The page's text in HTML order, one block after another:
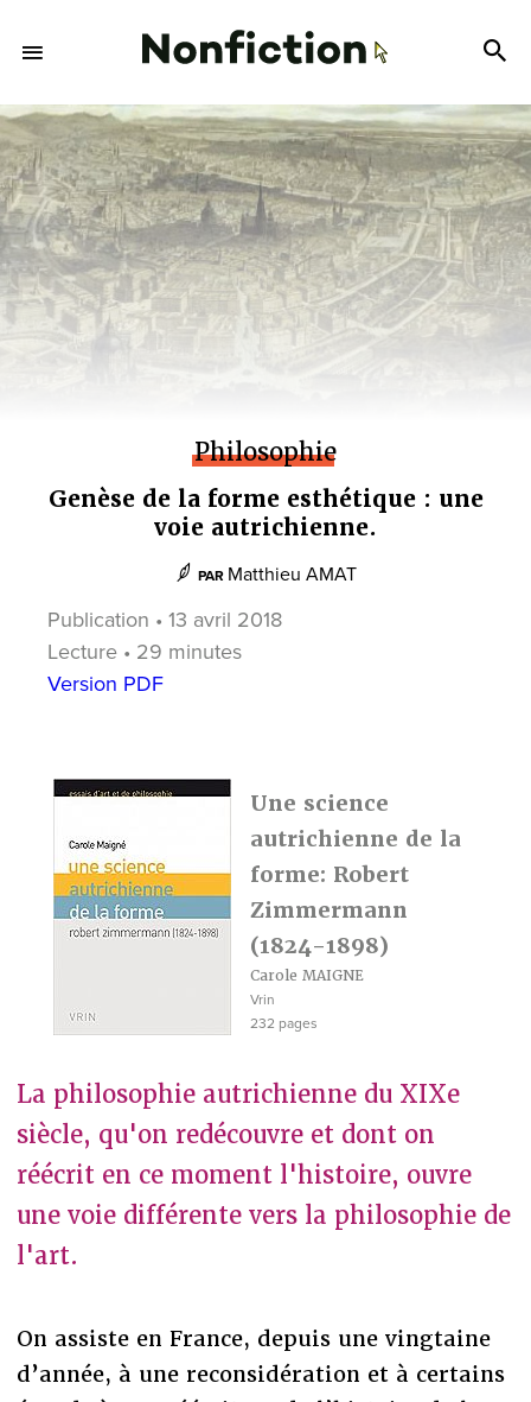
Philosophie
Genèse de la forme esthétique : une
voie autrichienne.
PAR Matthieu AMAT
Publication • 13 avril 2018
Lecture • 29 minutes
Version PDF
Une science
autrichienne de la
forme: Robert
Zimmermann
(1824-1898)
Carole MAIGNE
Vrin
232 pages
La philosophie autrichienne du XIXe
siècle, qu'on redécouvre et dont on
réécrit en ce moment l'histoire, ouvre
une voie différente vers la philosophie de
l'art.
On assiste en France, depuis une vingtaine
d’année, à une reconsidération et à certains